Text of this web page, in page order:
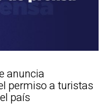
anuncia
permiso a turistas
país